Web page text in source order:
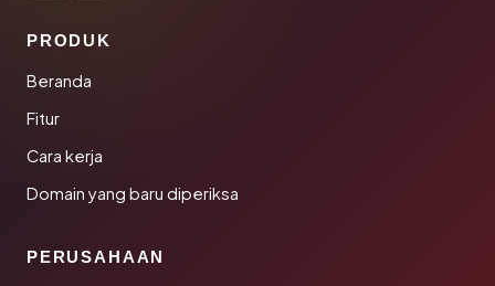
PRODUK
Beranda
Fitur
Cara kerja
Domain yang baru diperiksa
PERUSAHAAN